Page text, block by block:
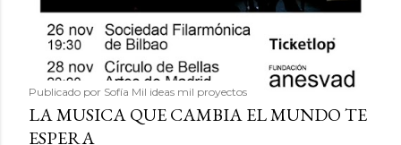
Publicado por Sofía Mil ideas mil proyectos
LA MUSICA QUE CAMBIA EL MUNDO TE
ESPERA